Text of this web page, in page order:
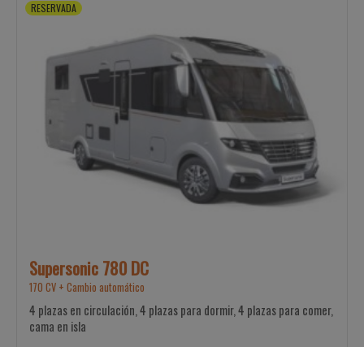
RESERVADA
Supersonic 780 DC
170 CV + Cambio automático
4 plazas en circulación, 4 plazas para dormir, 4 plazas para comer,
cama en isla